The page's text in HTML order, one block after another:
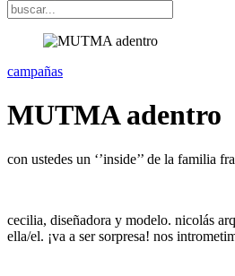
campañas
MUTMA adentro
con ustedes un ‘’inside’’ de la familia
cecilia, diseñadora y modelo. nicolás
ella/el. ¡va a ser sorpresa! nos